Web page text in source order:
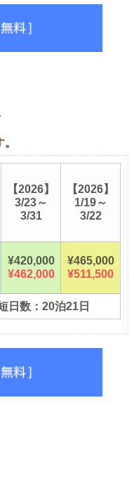
【2026】
3/23～
3/31
【2026】
1/19～
3/22
¥420,000
¥462,000
¥465,000
¥511,500
日数：20泊21日